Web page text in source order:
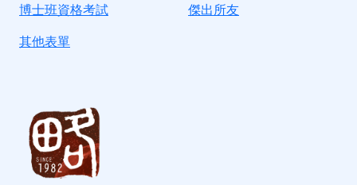
博士班資格考試
其他表單
傑出所友